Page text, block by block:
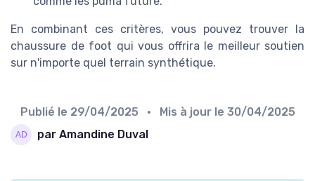
En combinant ces critères, vous pouvez trouver la
chaussure de foot qui vous offrira le meilleur soutien
sur n'importe quel terrain synthétique.
Publié le 29/04/2025 • Mis à jour le 30/04/2025
par Amandine Duval